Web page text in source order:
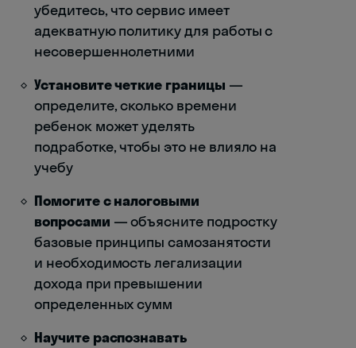
убедитесь, что сервис имеет
адекватную политику для работы с
несовершеннолетними
Установите четкие границы —
определите, сколько времени
ребенок может уделять
подработке, чтобы это не влияло на
учебу
Помогите с налоговыми
вопросами — объясните подростку
базовые принципы самозанятости
и необходимость легализации
дохода при превышении
определенных сумм
Научите распознавать